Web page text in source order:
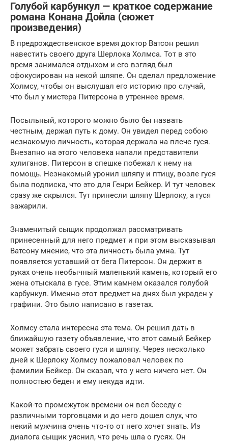
Голубой карбункул — краткое содержание
романа Конана Дойла (сюжет
произведения)
В предрождественское время доктор Ватсон решил
навестить своего друга Шерлока Холмса. Тот в это
время занимался отдыхом и его взгляд был
сфокусирован на некой шляпе. Он сделал предложение
Холмсу, чтобы он выслушал его историю про случай,
что был у мистера Питерсона в утреннее время.
Посыльный, которого можно было бы назвать
честным, держал путь к дому. Он увидел перед собою
незнакомую личность, которая держала на плече гуся.
Внезапно на этого человека напали представители
хулиганов. Питерсон в спешке побежал к нему на
помощь. Незнакомый уронил шляпу и птицу, возле гуся
была подписка, что это для Генри Бейкер. И тут человек
сразу же скрылся. Тут принесли шляпу Шерлоку, а гуся
зажарили.
Знаменитый сыщик продолжал рассматривать
принесенный для него предмет и при этом высказывал
Ватсону мнение, что эта личность была умна. Тут
появляется уставший от бега Питерсон. Он держит в
руках очень необычный маленький камень, который его
жена отыскала в гусе. Этим камнем оказался голубой
карбункул. Именно этот предмет на днях был украден у
графини. Это было написано в газетах.
Холмсу стала интересна эта тема. Он решил дать в
ближайшую газету объявление, что этот самый Бейкер
может забрать своего гуся и шляпу. Через несколько
дней к Шерлоку Холмсу пожаловал человек по
фамилии Бейкер. Он сказал, что у него ничего нет. Он
полностью беден и ему некуда идти.
Какой-то промежуток времени он вел беседу с
различными торговцами и до него дошел слух, что
некий мужчина очень что-то от него хочет знать. Из
диалога сыщик уяснил, что речь шла о гусях. Он